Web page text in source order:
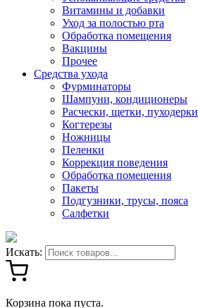
Витамины и добавки
Уход за полостью рта
Обработка помещения
Вакцины
Прочее
Средства ухода
Фурминаторы
Шампуни, кондиционеры
Расчески, щетки, пуходерки
Когтерезы
Ножницы
Пеленки
Коррекция поведения
Обработка помещения
Пакеты
Подгузники, трусы, пояса
Салфетки
Искать:
Корзина пока пуста.